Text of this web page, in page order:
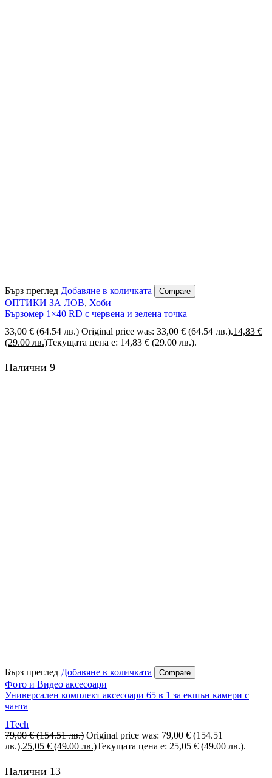
Бърз преглед Добавяне в количката Compare
ОПТИКИ ЗА ЛОВ, Хоби
Бързомер 1×40 RD с червена и зелена точка
33,00€ (64.54 лв.) Original price was: 33,00 € (64.54 лв.).14,83 €
(29.00 лв.)Текущата цена е: 14,83 € (29.00 лв.).
Налични 9
Бърз преглед Добавяне в количката Compare
Фото и Видео аксесоари
Универсален комплект аксесоари 65 в 1 за екшън камери с
чанта
1Tech
79,00€ (154.51 лв.) Original price was: 79,00 € (154.51
лв.).25,05 € (49.00 лв.)Текущата цена е: 25,05 € (49.00 лв.).
Налични 13